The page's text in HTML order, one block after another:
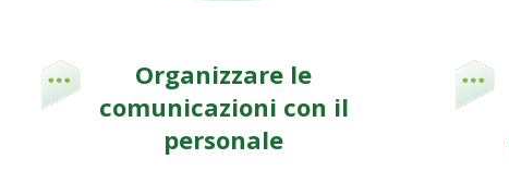
Organizzare le
comunicazioni con il
personale